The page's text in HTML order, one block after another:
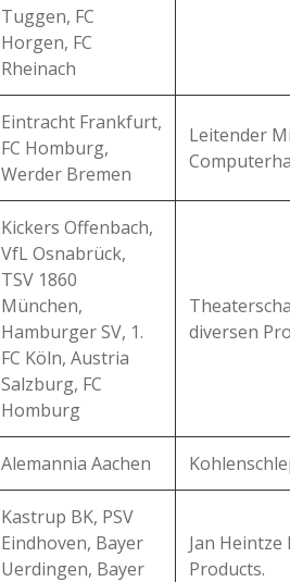
Tuggen, FC
Horgen, FC
Rheinach
Eintracht Frankfurt,
FC Homburg,
Werder Bremen
Leitender
Kickers Offenbach,
VfL Osnabrück,
TSV 1860
München,
Hamburger SV, 1.
FC Köln, Austria
Salzburg, FC
Homburg
diversen
Alemannia Aachen
Kastrup BK, PSV
Eindhoven, Bayer
Uerdingen, Bayer
Jan
Products.